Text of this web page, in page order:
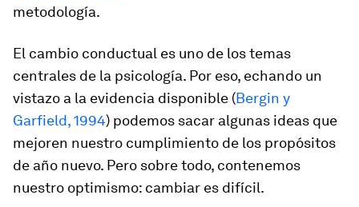
metodología.
El cambio conductual es uno de los temas
centrales de la psicología. Por eso, echando un
vistazo a la evidencia disponible (Bergin y
Garfield, 1994) podemos sacar algunas ideas que
mejoren nuestro cumplimiento de los propósitos
de año nuevo. Pero sobre todo, contenemos
nuestro optimismo: cambiar es difícil.